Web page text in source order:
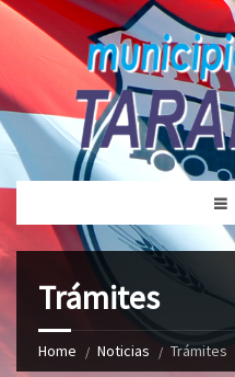
Trámites
Home Noticias Trámites